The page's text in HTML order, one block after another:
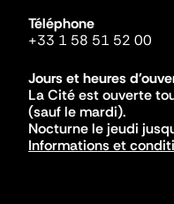
Téléphone
+33 1 58 51 52 00
Jours et heures
La Cité est ouverte
(sauf le mardi).
Nocturne le jeudi
Informations et